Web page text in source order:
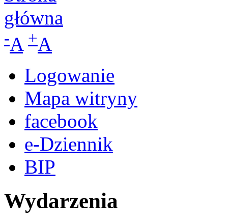
-A +A
Logowanie
Mapa witryny
facebook
e-Dziennik
BIP
Wydarzenia